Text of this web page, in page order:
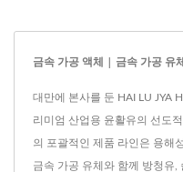
금속 가공 액체 | 금속 가공 유
대만에 본사를 둔 HAI LU JYA
리미엄 산업용 윤활유의 선도
의 포괄적인 제품 라인은 용해
금속 가공 유체와 함께 방청유,